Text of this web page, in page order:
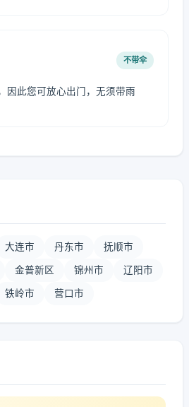
不带伞
因此您可放心出门，无须带雨
大连市 丹东市 抚顺市
金普新区 锦州市 辽阳市
铁岭市 营口市